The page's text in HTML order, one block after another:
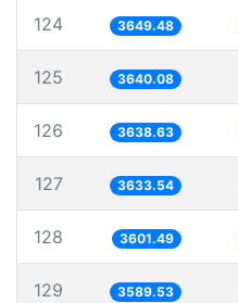
124 3649.48
125 3640.08
126 3638.63
127 3633.54
128 3601.49
129 3589.53